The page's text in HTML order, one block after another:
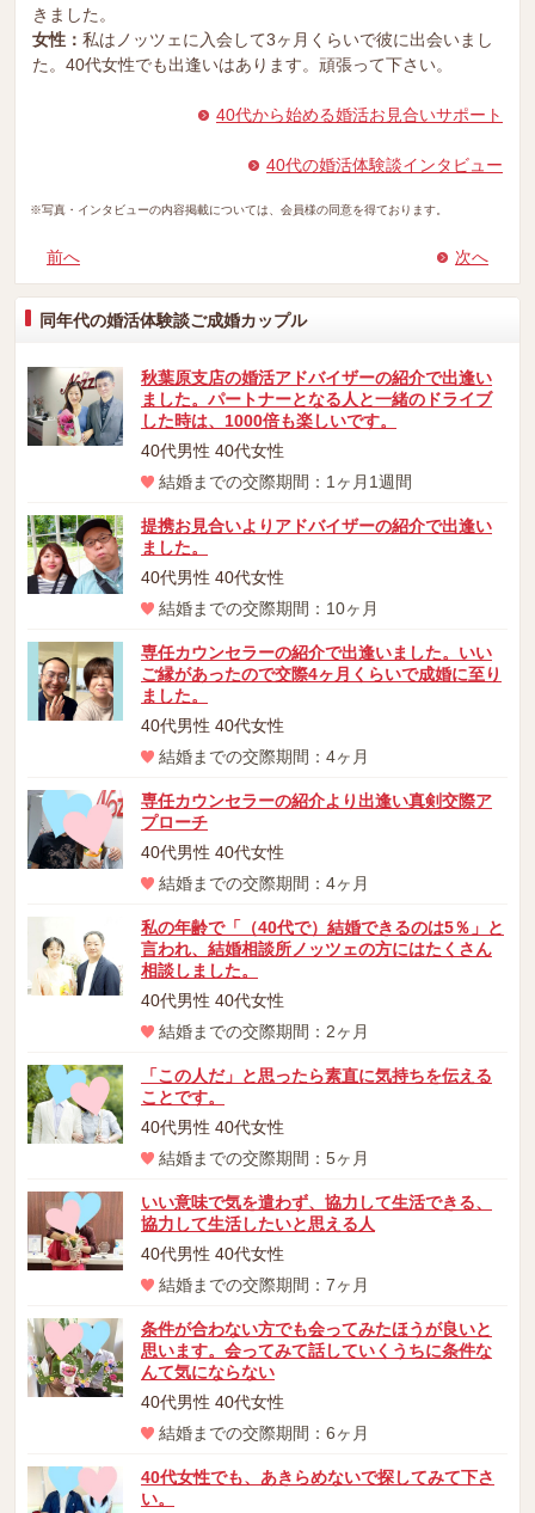
きました。
女性： 私はノッツェに入会して3ヶ月くらいで彼に出会いまし
た。40代女性でも出逢いはあります。頑張って下さい。
40代から始める婚活お見合いサポート
40代の婚活体験談インタビュー
※写真・インタビューの内容掲載については、会員様の同意を得ております。
前へ 次へ
同年代の婚活体験談ご成婚カップル
秋葉原支店の婚活アドバイザーの紹介で出逢い
ました。パートナーとなる人と一緒のドライブ
した時は、1000倍も楽しいです。
40代男性 40代女性
結婚までの交際期間：1ヶ月1週間
提携お見合いよりアドバイザーの紹介で出逢い
ました。
40代男性 40代女性
結婚までの交際期間：10ヶ月
専任カウンセラーの紹介で出逢いました。いい
ご縁があったので交際4ヶ月くらいで成婚に至り
ました。
40代男性 40代女性
結婚までの交際期間：4ヶ月
専任カウンセラーの紹介より出逢い真剣交際ア
プローチ
40代男性 40代女性
結婚までの交際期間：4ヶ月
私の年齢で「（40代で）結婚できるのは5％」と
言われ、結婚相談所ノッツェの方にはたくさん
相談しました。
40代男性 40代女性
結婚までの交際期間：2ヶ月
「この人だ」と思ったら素直に気持ちを伝える
ことです。
40代男性 40代女性
結婚までの交際期間：5ヶ月
いい意味で気を遣わず、協力して生活できる、
協力して生活したいと思える人
40代男性 40代女性
結婚までの交際期間：7ヶ月
条件が合わない方でも会ってみたほうが良いと
思います。会ってみて話していくうちに条件な
んて気にならない
40代男性 40代女性
結婚までの交際期間：6ヶ月
40代女性でも、あきらめないで探してみて下さ
い。